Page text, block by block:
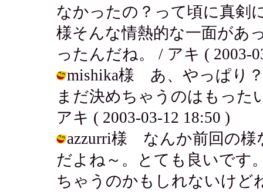
なかったの？って頃に真剣
様そんな情熱的な一面があ
ったんだね。 / アキ ( 2003-
mishika様 あ、やっぱり
まだ決めちゃうのはもった
アキ ( 2003-03-12 18:50 )
azzurri様 なんか前回の様
だよね～。とても良いです
ちゃうのかもしれないけど